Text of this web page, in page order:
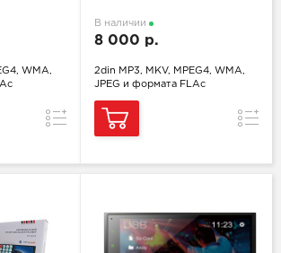
WMA,
Сравнение
В наличии
8 000 р.
2din MP3, MKV, MPEG4, WMA,
JPEG и формата FLAc